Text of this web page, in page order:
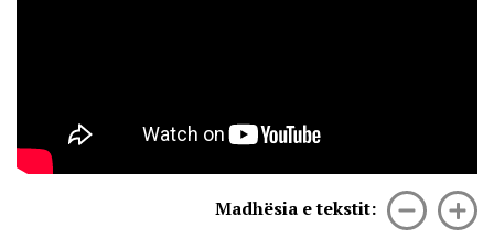
Madhësia e tekstit: